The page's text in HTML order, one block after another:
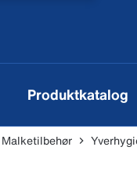
Produktkatalog
Malketilbehør